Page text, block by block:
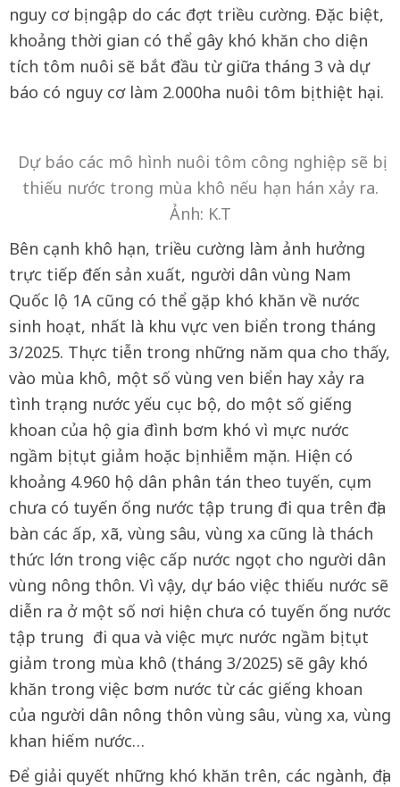
nguy cơ bị ngập do các đợt triều cường. Đặc biệt,
khoảng thời gian có thể gây khó khăn cho diện
tích tôm nuôi sẽ bắt đầu từ giữa tháng 3 và dự
báo có nguy cơ làm 2.000ha nuôi tôm bị thiệt hại.
Dự báo các mô hình nuôi tôm công nghiệp sẽ bị
thiếu nước trong mùa khô nếu hạn hán xảy ra.
Ảnh: K.T
Bên cạnh khô hạn, triều cường làm ảnh hưởng
trực tiếp đến sản xuất, người dân vùng Nam
Quốc lộ 1A cũng có thể gặp khó khăn về nước
sinh hoạt, nhất là khu vực ven biển trong tháng
3/2025. Thực tiễn trong những năm qua cho thấy,
vào mùa khô, một số vùng ven biển hay xảy ra
tình trạng nước yếu cục bộ, do một số giếng
khoan của hộ gia đình bơm khó vì mực nước
ngầm bị tụt giảm hoặc bị nhiễm mặn. Hiện có
khoảng 4.960 hộ dân phân tán theo tuyến, cụm
chưa có tuyến ống nước tập trung đi qua trên địa
bàn các ấp, xã, vùng sâu, vùng xa cũng là thách
thức lớn trong việc cấp nước ngọt cho người dân
vùng nông thôn. Vì vậy, dự báo việc thiếu nước sẽ
diễn ra ở một số nơi hiện chưa có tuyến ống nước
tập trung đi qua và việc mực nước ngầm bị tụt
giảm trong mùa khô (tháng 3/2025) sẽ gây khó
khăn trong việc bơm nước từ các giếng khoan
của người dân nông thôn vùng sâu, vùng xa, vùng
khan hiếm nước…
Để giải quyết những khó khăn trên, các ngành, địa